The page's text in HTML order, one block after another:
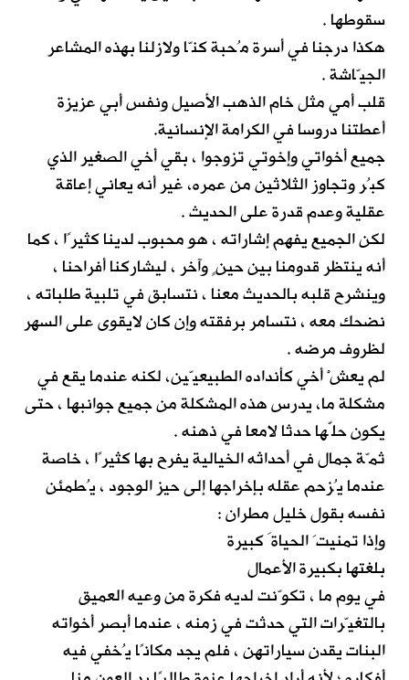
سقوطها .
هكذا درجنا في أسرة مُحبة كنّا ولازلنا بهذه المشاعر
الجيّاشة .
قلب أمي مثل خام الذهب الأصيل ونفس أبي عزيزة
أعطتنا دروسا في الكرامة الإنسانية.
جميع أخواتي وإخوتي تزوجوا ، بقي أخي الصغير الذي
كبُر وتجاوز الثلاثين من عمره، غير أنه يعاني إعاقة
عقلية وعدم قدرة على الحديث .
لكن الجميع يفهم إشاراته ، هو محبوب لدينا كثيرًا ، كما
أنه ينتظر قدومنا بين حينٍ وآخر ، ليشاركنا أفراحنا ،
وينشرح قلبه بالحديث معنا ، نتسابق في تلبية طلباته ،
نضحك معه ، نتسامر برفقته وإن كان لايقوى على السهر
لظروف مرضه .
لم يعشْ أخي كأنداده الطبيعيّين، لكنه عندما يقع في
مشكلة ما، يدرس هذه المشكلة من جميع جوانبها ، حتى
يكون حلّها حدثا لامعا في ذهنه .
ثمّة جمال في أحداثه الخيالية يفرح بها كثيرًا ، خاصة
عندما يُزحم عقله بإخراجها إلى حيز الوجود ، يُطمئن
نفسه بقول خليل مطران :
وإذا تمنيتَ الحياةَ كبيرة
بلغتها بكبيرة الأعمال
في يوم ما ، تكوّنت لديه فكرة من وعيه العميق
بالتغيّرات التي حدثت في زمنه ، عندما أبصر أخواته
البنات يقدن سياراتهن ، فلم يجد مكانًا يُخفي فيه